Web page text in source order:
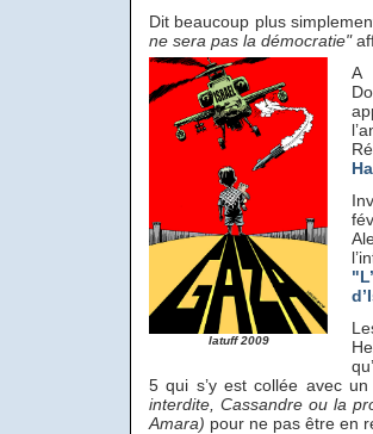
Dit beaucoup plus
ne sera pas la démocratie"
latuff 2009
A
5 qui s’y est collée avec
interdite, Cassandre ou la
Amara) pour ne pas être en